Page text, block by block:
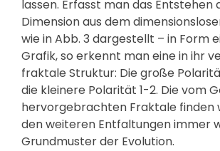
lassen. Erfasst man das Entstehen
Dimension aus dem
wie in Abb. 3 dargestellt – in Form
Grafik, so erkennt man eine in ihr
fraktale Struktur: Die große
die kleinere Polarität 1-2. Die vom
hervorgebrachten Fraktale finden
den weiteren Entfaltungen immer
Grundmuster der Evolution.